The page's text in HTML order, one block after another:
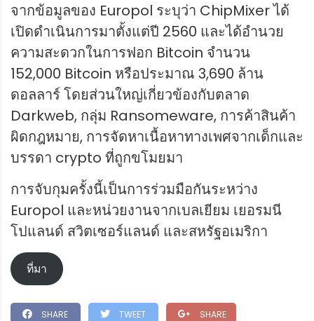
จากข้อมูลของ Europol ระบุว่า ChipMixer ได้
เปิดดำเนินการมาตั้งแต่ปี 2560 และได้อำนวย
ความสะดวกในการฟอก Bitcoin จำนวน
152,000 Bitcoin หรือประมาณ 3,690 ล้าน
ดอลลาร์ โดยส่วนใหญ่เกี่ยวข้องกับตลาด
Darkweb, กลุ่ม Ransomeware, การค้าสินค้า
ผิดกฎหมาย, การจัดหาเนื้อหาทางเพศจากเด็กและ
บรรดา crypto ที่ถูกขโมยมา
การจับกุมครั้งนี้เป็นการร่วมมือกันระหว่าง
Europol และหน่วยงานจากเบลเยียม เยอรมนี
โปแลนด์ สวิตเซอร์แลนด์ และสหรัฐอเมริกา
ที่มา
SHARE TWEET SHARE